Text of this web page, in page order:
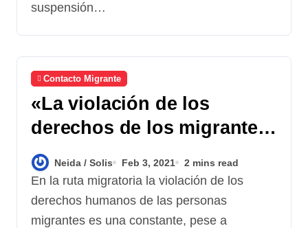
suspensión…
Contacto Migrante
«La violación de los
derechos de los migrantes
inicia en Guatemala»
Neida / Solis Feb 3, 2021 2 mins read
En la ruta migratoria la violación de los
derechos humanos de las personas
migrantes es una constante, pese a